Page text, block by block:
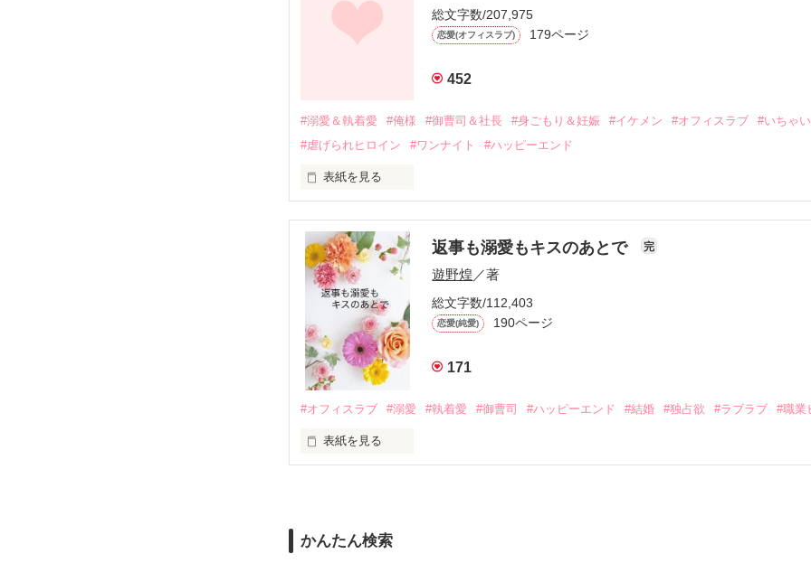
関係修復もできないまま、美桜は両親の離婚によって
引っ越すことになり、哲平とも離れ離れになった。
運命のような再会を果たす。
そして、ひょんなことから
酔った勢いで一夜を共にしてしまった。
さらに、美桜が初めてだと知った哲平は
『責任をとる、結婚しよう』と真っ直ぐに告げてきた。
甘やかしてくる。
そんなある日、哲平は美桜がストーカー被害に
遭っていることを知る。
美桜を守るため、哲平は同居を提案してきて――。
夏木美桜(なつきみお)
✕
鳴海哲平 (なるみてっぺい)
止まっていたはずの二人の時間が、再び動き出す。
総文字数/207,975
恋愛(オフィスラブ) 179ページ
452
#溺愛＆執着愛 #俺様 #御曹司＆社長 #身ごもり＆妊娠 #イケメン #オフィスラブ
#いちゃ
#虐げられヒロイン
#ワンナイト #ハッピーエンド
表紙を見る
帰国後、美桜は新しい職場でワンナイトした美青年と再会。なんと彼の正体は、とあ
も関わらず、一族を離れて起業した新進気鋭の実業家、社内でも冷徹だと評判な社長
人だったのだ――！
なぜか恭司から飼い猫の世話係を命じられた美桜は、猫の世話を口実にしばしば呼び
返事も溺愛もキスのあとで 完
遊野煌 ／著
総文字数/112,403
恋愛(純愛) 190ページ
171
#オフィスラブ #溺愛 #執着愛 #御曹司 #ハッピーエンド #結婚 #独占欲 #ラブラブ #職業
表紙を見る
雪瀬鷹哉（29）が『──俺と結婚してくれないか』といきなりプロポーズをしてきた上
かんたん検索